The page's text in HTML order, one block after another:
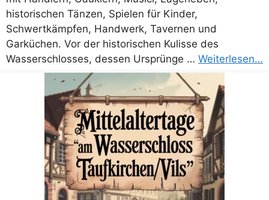
historischen Tänzen, Spielen für Kinder,
Schwertkämpfen, Handwerk, Tavernen und
Garküchen. Vor der historischen Kulisse des
Wasserschlosses, dessen Ursprünge … Weiterlesen…